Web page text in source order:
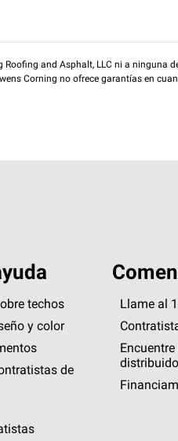
and Asphalt, LLC ni a ninguna
Corning no ofrece garantías en
techos
y color
de
Llame al